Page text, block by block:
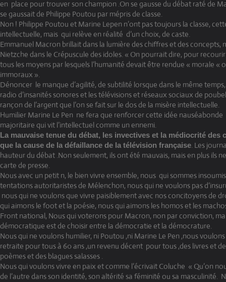
en place pour trouver son champion .On se gausse du débat raté de
se gaussait de Philippe Poutou par mépris de classe.
Non ! Philippe Poutou et Marine Lepen n’ont pas toujours la classe,
intellectuelle, mais qui relève en réalité d’un choix, de caste.
Emmanuel Macron brillait dans la lumière des chiffres et des concepts,
Nietzche dans le Crépuscule des idoles. « On pourrait dire, pour
tous les moyens par lesquels l’humanité devait être rendue « morale «
immoraux ».
Dénoncer le manque d’agilité, de subtilité lorsque dans le même
radio d’insanités sonores et les télévisions et réseaux sociaux de
rançon de l’argent que l’on se fait sur le dos de la misère intellectuelle.
Humilier Marine Le Pen ne fera que renforcer cette idée nauséabonde
majoritaire qui vit l’intellectuel comme un ennemi.
La mauvaise tenue du débat, les invectives et la médiocrité des
que la cause de la défaillance de la télévision française. Les
hauteur du débat .Non seulement, ils ont été mauvais, mais en plus ils
carte de presse.
Nous avec un petit n, le bien vivre ensemble, nous qui sommes
tentations autoritaristes de Mélenchon, nous qui ne voulons pas
nous qui ne voulons que vivre paisiblement avec nos concitoyens de
qui aimons le foot et la poésie, nous qui aimons les homos et les
Front national, Nous qui voterons pour Macron, non par conviction,
démocratique est de choisir entre la démocratie et la démocrature.
Nous qui ne voulons humilier, ni Poutou ,ni Marine Le Pen ,nous
retraite pour tous à 60 ans ,un revenu décent pour tous ,des livres et
poèmes et des blagues salasses .
Nous qui voulons vivre en paix et comme l’écrivait Coluche « Qu’on
de l’autre dans son identité, son altérité sa féminité ou sa masculinité.